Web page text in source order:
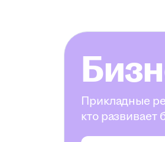
Прикладные
кто развивает